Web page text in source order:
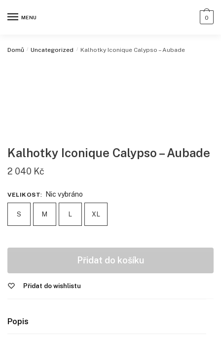
MENU 0
Domů / Uncategorized / Kalhotky Iconique Calypso – Aubade
Kalhotky Iconique Calypso – Aubade
2 040 Kč
VELIKOST: Nic vybráno
S M L XL
Přidat do košíku
Přidat do wishlistu
Popis